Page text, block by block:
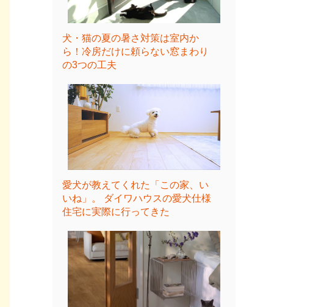
犬・猫の夏の暑さ対策は室内か
ら！冷房だけに頼らない窓まわり
の3つの工夫
愛犬が教えてくれた「この家、い
いね」。 ダイワハウスの愛犬仕様
住宅に実際に行ってきた